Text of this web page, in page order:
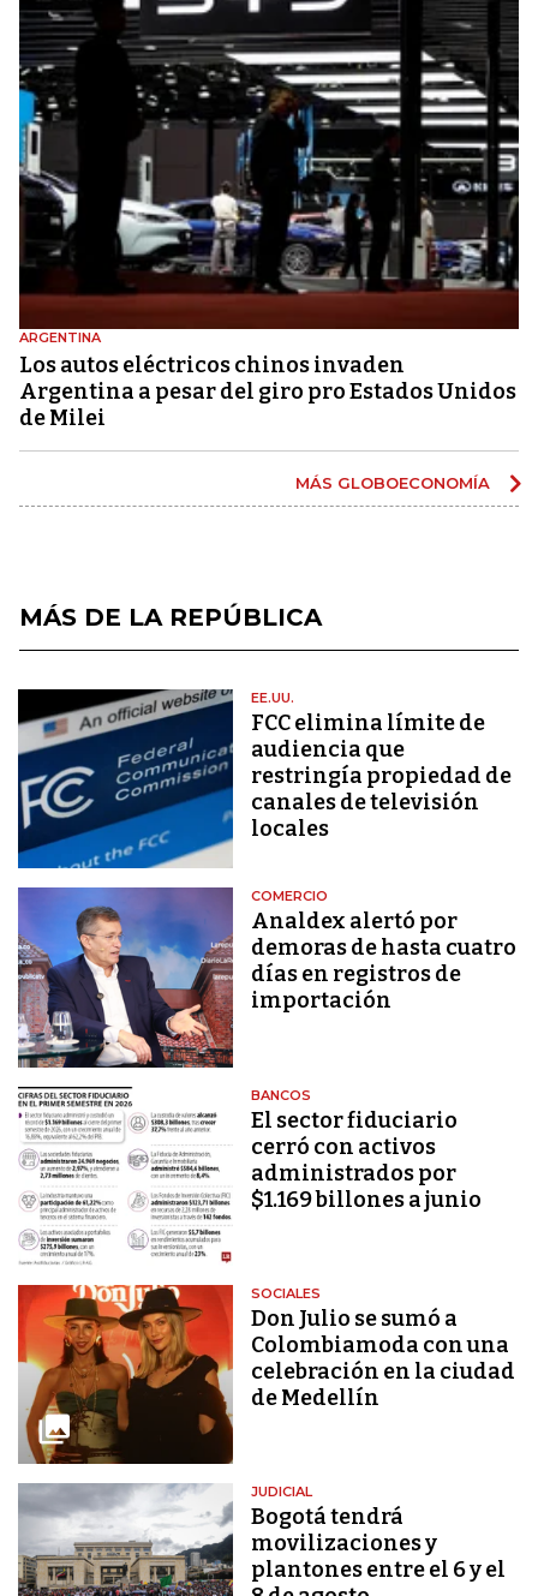
ARGENTINA
Los autos eléctricos chinos invaden
Argentina a pesar del giro pro Estados Unidos
de Milei
MÁS GLOBOECONOMÍA
MÁS DE LA REPÚBLICA
EE.UU.
FCC elimina límite de
audiencia que
restringía propiedad de
canales de televisión
locales
COMERCIO
Analdex alertó por
demoras de hasta cuatro
días en registros de
importación
BANCOS
El sector fiduciario
cerró con activos
administrados por
$1.169 billones a junio
SOCIALES
Don Julio se sumó a
Colombiamoda con una
celebración en la ciudad
de Medellín
JUDICIAL
Bogotá tendrá
movilizaciones y
plantones entre el 6 y el